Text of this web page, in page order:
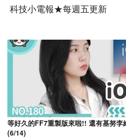
科技小電報★每週五更新
等好久的FF7重製版來啦!! 還有基努李
(6/14)